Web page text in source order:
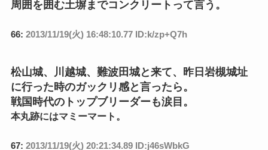
周囲を囲む土塀までコンクリートって言う。
66: 2013/11/19(火) 16:48:10.77 ID:k/zp+Q7h
松山城、川越城、難波田城と来て、昨日岩槻城址
に行った時のガックリ感と言ったら。
戦国時代のトップブリーダーも涙目。
本丸跡にはマミーマート。
67: 2013/11/19(火) 20:21:34.89 ID:j46sWbkG